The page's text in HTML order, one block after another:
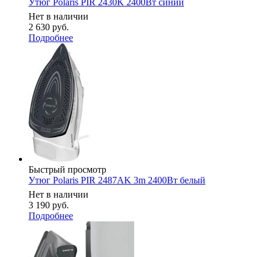
Утюг Polaris PIR 2430K 2400Вт синий
Нет в наличии
2 630 руб.
Подробнее
Быстрый просмотр
Утюг Polaris PIR 2487AK 3m 2400Вт белый
Нет в наличии
3 190 руб.
Подробнее